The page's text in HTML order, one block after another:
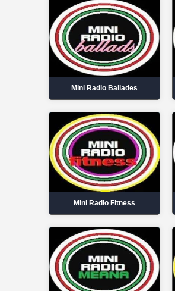
Mini Radio Ballades
Mini Radio Fitness